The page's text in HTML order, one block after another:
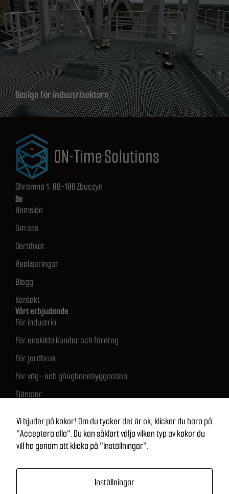
Design för industrisektorn
Chromna 1, 08-106 Zbuczyn
Se
Hemsida
Om oss
Certifikat
Realiseringar
Blogg
Kontakt
Vårt erbjudande
För industrin
För enskilda kunder och företag
För jordbruk
För väg- och gångbanebyggnation
Tjänster
512 683 681
biuro@ontimesolutions.pl
NIP: 821 269 24 55
Vi bjuder på kakor! Om du tycker det är ok, klickar du bara på
"Acceptera alla". Du kan såklart välja vilken typ av kakor du
vill ha genom att klicka på "Inställningar".
Inställningar